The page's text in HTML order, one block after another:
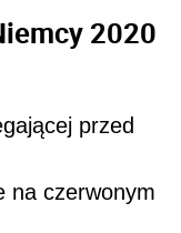
2020
przed
na czerwonym